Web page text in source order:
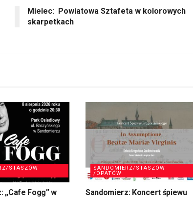
Mielec: Powiatowa Sztafeta w kolorowych
skarpetkach
STASZÓW
„Cafe Fogg” w
SANDOMIERZ/STASZÓW
/OPATÓW
Sandomierz: Koncert śpiewu